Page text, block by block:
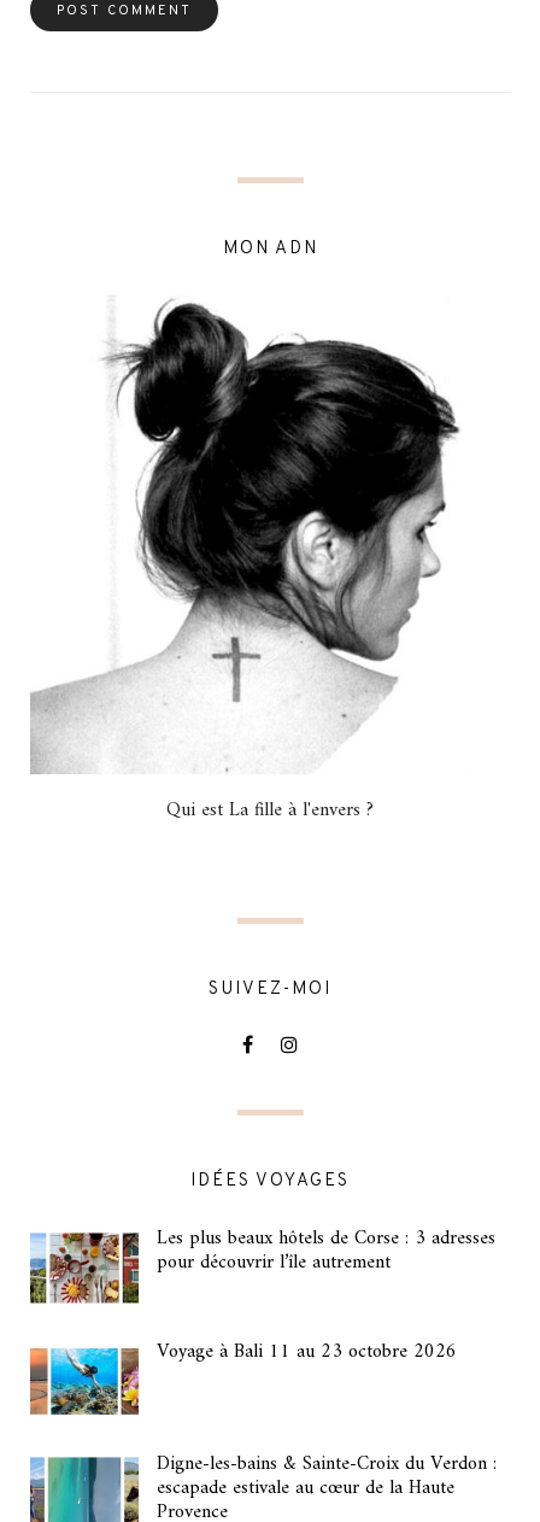
MON ADN
Qui est La fille à l'envers ?
SUIVEZ-MOI
IDÉES VOYAGES
Les plus beaux hôtels de Corse : 3 adresses
pour découvrir l’île autrement
Voyage à Bali 11 au 23 octobre 2026
Digne-les-bains & Sainte-Croix du Verdon :
escapade estivale au cœur de la Haute
Provence